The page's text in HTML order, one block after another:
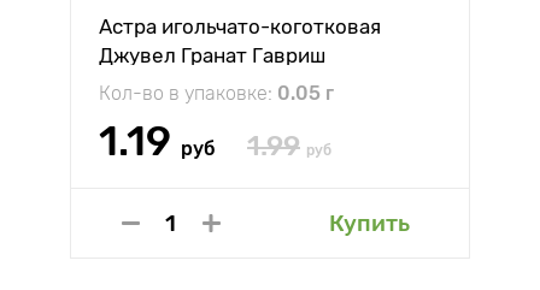
Астра игольчато-коготковая
Джувел Гранат Гавриш
Кол-во в упаковке: 0.05 г
1.19 руб 1.99 руб
Купить